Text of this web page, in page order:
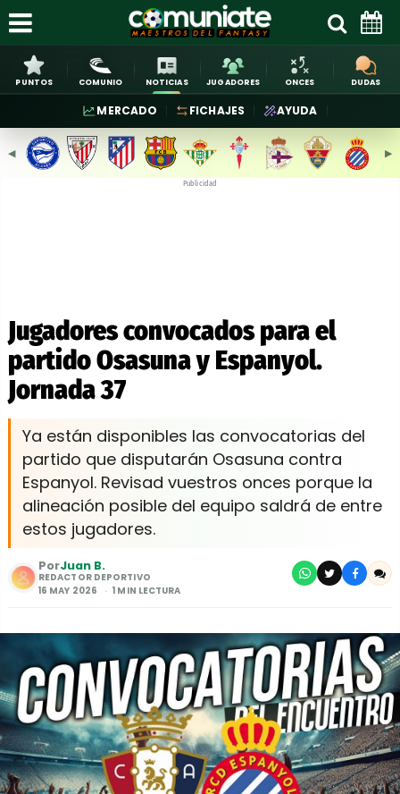
PUNTOS COMUNIO NOTICIAS JUGADORES ONCES DUDAS
MERCADO FICHAJES AYUDA
◀︎ ▶︎
Publicidad
Jugadores convocados para el
partido Osasuna y Espanyol.
Jornada 37
Ya están disponibles las convocatorias del
partido que disputarán Osasuna contra
Espanyol. Revisad vuestros onces porque la
alineación posible del equipo saldrá de entre
estos jugadores.
PorJuan B.
REDACTOR DEPORTIVO
16 MAY 2026
1 MIN LECTURA